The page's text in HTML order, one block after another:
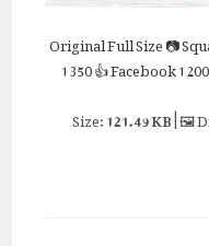
Full Size📷
1350👍 Facebook
121.49 KB| 🖼